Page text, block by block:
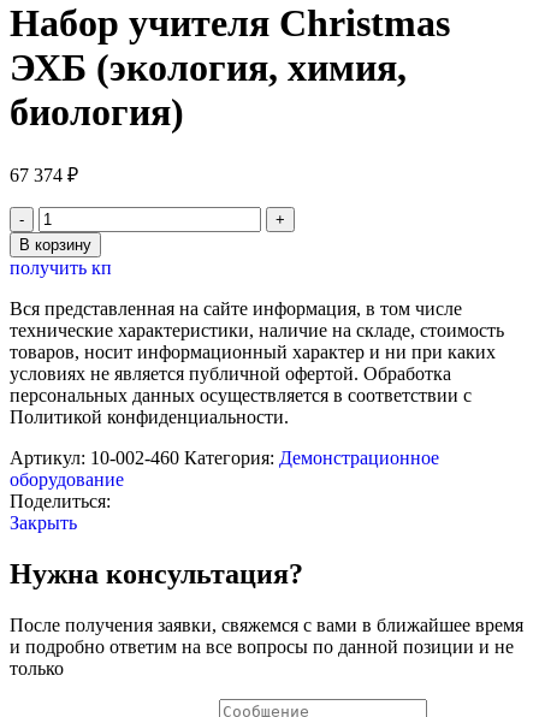
Набор учителя Christmas
ЭХБ (экология, химия,
биология)
67 374 ₽
Количество
товара
Набор
учителя
Christmas
ЭХБ
(экология,
химия,
биология)
В корзину
получить кп
Вся представленная на сайте информация, в том числе
технические характеристики, наличие на складе, стоимость
товаров, носит информационный характер и ни при каких
условиях не является публичной офертой. Обработка
персональных данных осуществляется в соответствии с
Политикой конфиденциальности.
Артикул: 10-002-460 Категория: Демонстрационное
оборудование
Поделиться:
Закрыть
Нужна консультация?
После получения заявки, свяжемся с вами в ближайшее время
и подробно ответим на все вопросы по данной позиции и не
только